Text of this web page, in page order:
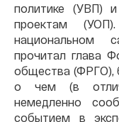
политике (УВП)
проектам
национальном
прочитал глава
общества (ФРГО),
о чем (в
немедленно
событием в